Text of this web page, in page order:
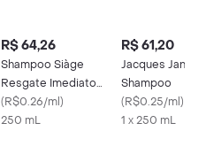
R$ 64,26
Shampoo Siàge
Resgate Imediato
250ml
(R$0.26/ml)
250 mL
R$ 61,20
Jacques Janine
Shampoo
(R$0.25/ml)
1 x 250 mL